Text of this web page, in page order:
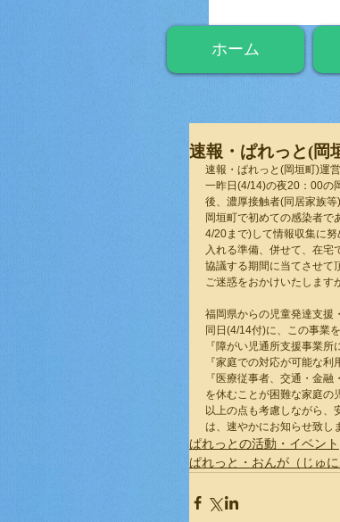
ホーム
速報・ぱれっと(岡
速報・ぱれっと(岡垣町)運
一昨日(4/14)の夜20：00の
後、濃厚接触者(同居家族
岡垣町で初めての感染者で
4/20まで)して情報収集に
入れる準備、併せて、在宅
協議する期間に当てさせて
ご迷惑をおかけいたします
福岡県からの児童発達支援
同日(4/14付)に、この事業
『障がい児通所支援事業所
『家庭での対応が可能な利
『医療従事者、交通・金
を休むことが困難な家庭の
以上の点も考慮しながら、
は、速やかにお知らせ致し
ぱれっとの活動・イベント
ぱれっと・おんが（じゅ